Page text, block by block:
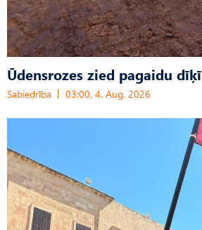
Ūdensrozes zied pagaidu dīķī
Sabiedrība 03:00, 4. Aug, 2026